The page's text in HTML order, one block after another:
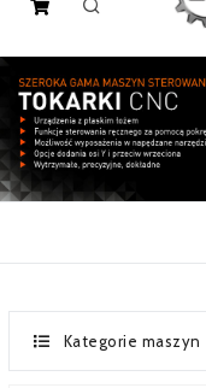
STRONA GŁÓWNA
MASZYNY
CZĘŚCI
SERWIS
Kategorie maszyn